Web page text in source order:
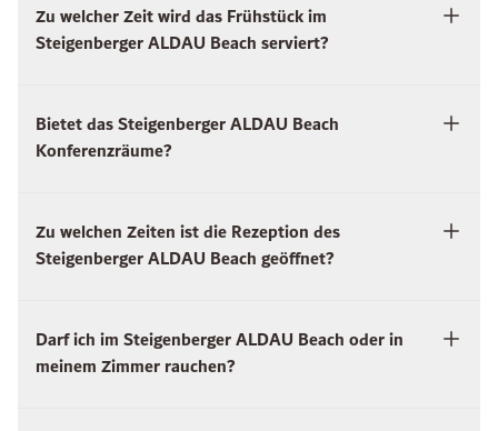
Zu welcher Zeit wird das Frühstück im
Steigenberger ALDAU Beach serviert?
Bietet das Steigenberger ALDAU Beach
Konferenzräume?
Zu welchen Zeiten ist die Rezeption des
Steigenberger ALDAU Beach geöffnet?
Darf ich im Steigenberger ALDAU Beach oder in
meinem Zimmer rauchen?